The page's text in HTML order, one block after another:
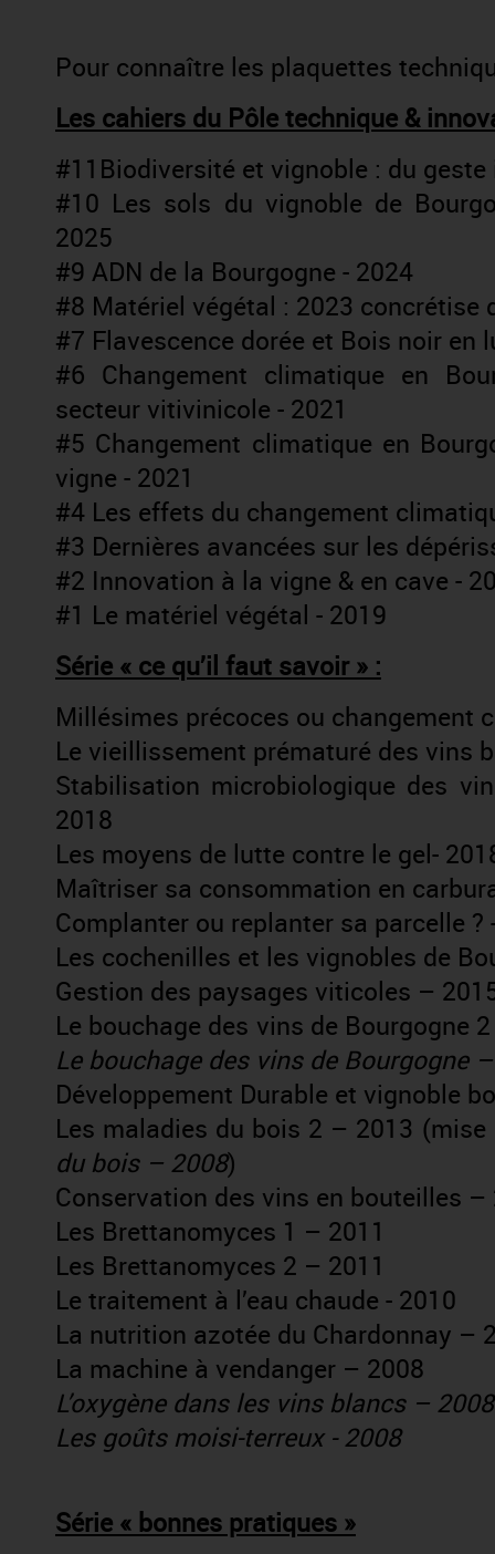
Pour connaître les plaquettes
Les cahiers du Pôle technique &
#11Biodiversité et vignoble : du
#10 Les sols du vignoble de
2025
#9 ADN de la Bourgogne - 2024
#8 Matériel végétal : 2023 concrétise
#7 Flavescence dorée et Bois noir en
#6 Changement climatique en
secteur vitivinicole - 2021
#5 Changement climatique en
vigne - 2021
#4 Les effets du changement
#3 Dernières avancées sur les
#2 Innovation à la vigne & en cave -
#1 Le matériel végétal - 2019
Série « ce qu’il faut savoir» :
Millésimes précoces ou changement
Le vieillissement prématuré des vins
Stabilisation microbiologique des
2018
Les moyens de lutte contre le gel-
Maîtriser sa consommation en
Complanter ou replanter sa parcelle ?
Les cochenilles et les vignobles de
Gestion des paysages viticoles –
Le bouchage des vins de Bourgogne 2
Le bouchage des vins de Bourgogne
Développement Durable et vignoble
Les maladies du bois 2 – 2013
du bois – 2008)
Conservation des vins en bouteilles –
Les Brettanomyces 1 – 2011
Les Brettanomyces 2 – 2011
Le traitement à l’eau chaude - 2010
La nutrition azotée du Chardonnay –
La machine à vendanger – 2008
L’oxygène dans les vins blancs – 2008
Les goûts moisi-terreux - 2008
Série « bonnes pratiques »